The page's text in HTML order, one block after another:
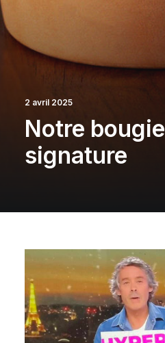
2 avril 2025
Notre bougie
signature